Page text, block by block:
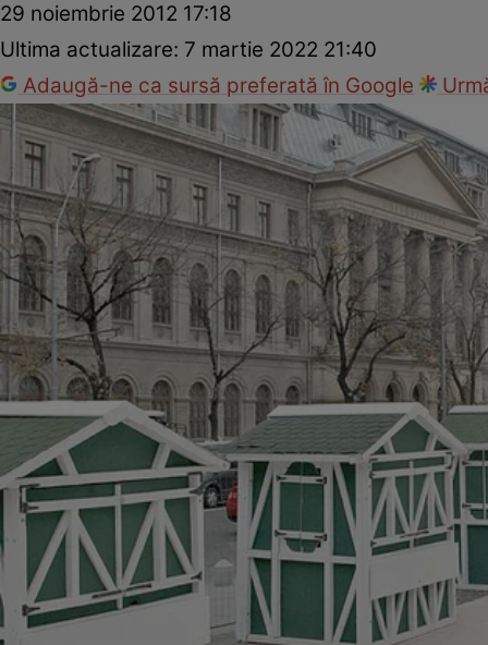
29 noiembrie 2012 17:18
Ultima actualizare: 7 martie 2022 21:40
Adaugă-ne ca sursă preferată în Google